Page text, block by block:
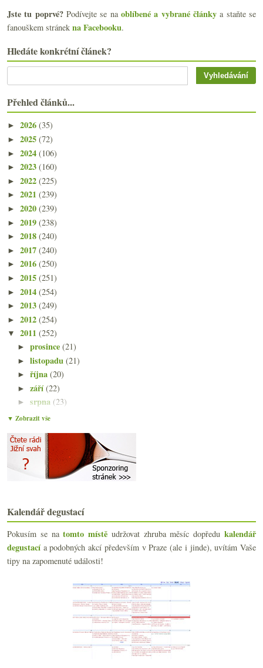
Jste tu poprvé?Podívejte se naoblíbené a vybrané články a staňte se
fanouškem stránek na Facebooku.
Hledáte konkrétní článek?
Přehled článků...
► 2026 (35)
► 2025 (72)
► 2024 (106)
► 2023 (160)
► 2022 (225)
► 2021 (239)
► 2020 (239)
► 2019 (238)
► 2018 (240)
► 2017 (240)
► 2016 (250)
► 2015 (251)
► 2014 (254)
► 2013 (249)
► 2012 (254)
▼ 2011 (252)
►prosince(21)
►listopadu(21)
►října(20)
►září(22)
►srpna (23)
►července
►května
► dubna (20)
► března (23)
Televizní vinařská odyssea Zdeňka Trošky
Základní divoké burgundské od Ponsota
26. února 2011 – večer pro „TO“ víno
Degustace sudovek aneb PETky objemu magnum
Výsledky ankety „Oxidativní vína (například z Jury)“
Zachraňte Bočky, VOC, Riesling kraluje, co by měl ...
Bod „G“ aneb jaké viněty máte rádi?
Desítka maďarských vín ve Viničním altánu
Báječný překvapivý Pinot Noir z Německa
Dobré i špatné zprávy ze světa vína a vínopsavců
Koráb plný netradičního skvělého vlašáku
▼ Zobrazit vše
Kalendář degustací
Pokusím se natomto místě udržovat zhruba měsíc dopředukalendář
degustacía podobných akcí především v Praze (ale i jinde), uvítám Vaše
tipy na zapomenuté události!